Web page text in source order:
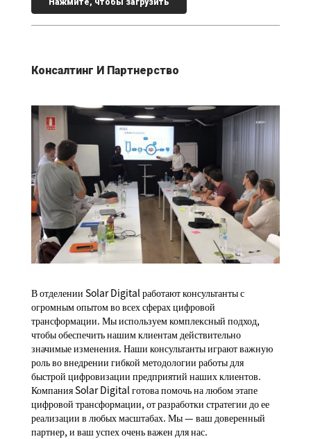
Нажмите, чтобы загрузить
Консалтинг И Партнерство
В отделении Solar Digital работают консультанты с
огромным опытом во всех сферах цифровой
трансформации. Мы используем комплексный подход,
чтобы обеспечить нашим клиентам действительно
значимые изменения. Наши консультанты играют важную
роль во внедрении гибкой методологии работы для
быстрой цифровизации предприятий наших клиентов.
Компания Solar Digital готова помочь на любом этапе
цифровой трансформации, от разработки стратегии до ее
реализации в любых масштабах. Мы — ваш доверенный
партнер, и ваш успех очень важен для нас.